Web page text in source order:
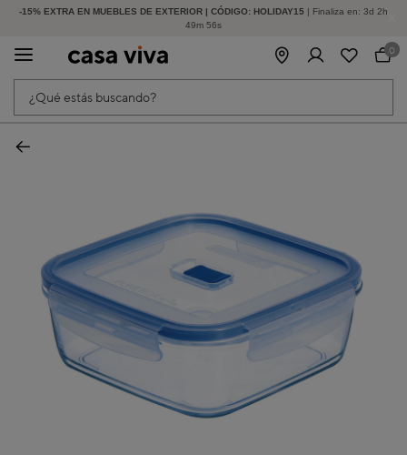
-15% EXTRA EN MUEBLES DE EXTERIOR | CÓDIGO: HOLIDAY15 | Finaliza en: 3d 2h
49m 55s
HASTA -60% DE DESCUENTO | SEGUNDAS REBAJAS
¿Qué estás buscando?
0